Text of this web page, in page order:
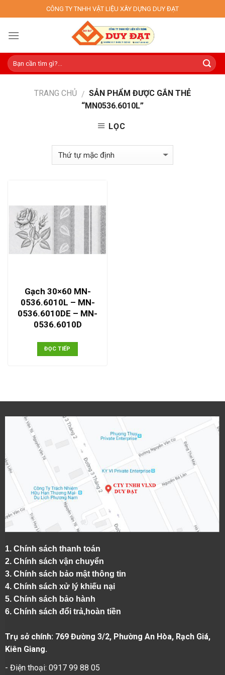
to
content
CÔNG TY TNHH VẬT LIỆU XÂY DỰNG DUY ĐẠT
TRANG CHỦ / SẢN PHẨM ĐƯỢC GẮN THẺ
“MN0536.6010L”
LỌC
Gạch 30×60 MN-
0536.6010L – MN-
0536.6010DE – MN-
0536.6010D
ĐỌC TIẾP
1. Chính sách thanh toán
2. Chính sách vận chuyển
3. Chính sách bảo mật thông tin
4. Chính sách xử lý khiếu nại
5. Chính sách bảo hành
6. Chính sách đổi trả,hoàn tiền
Trụ sở chính: 769 Đường 3/2, Phường An Hòa, Rạch Giá,
Kiên Giang.
- Điện thoại: 0917 99 88 05